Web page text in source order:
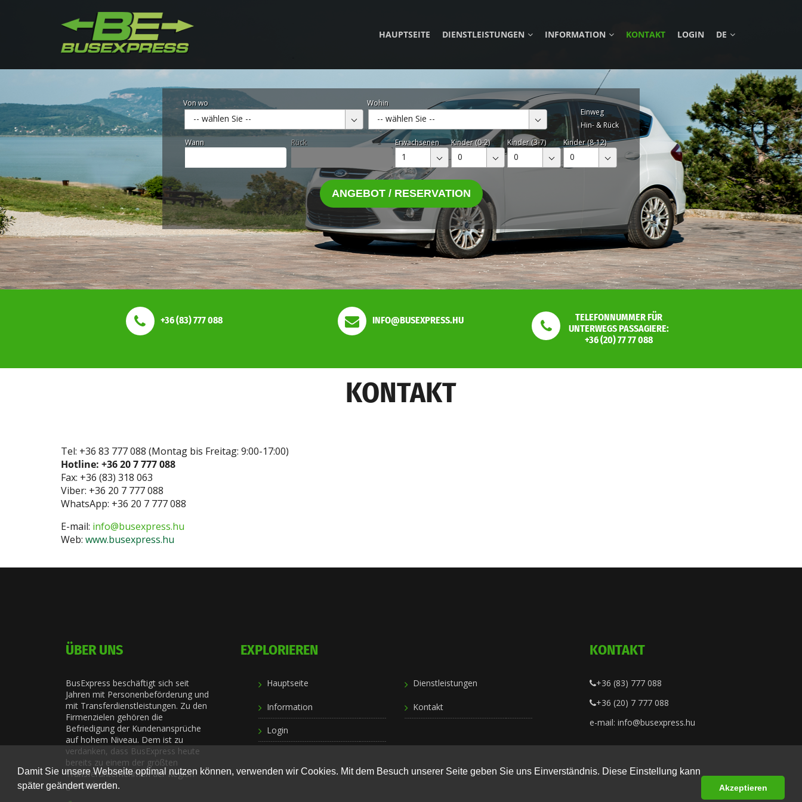
Damit Sie unsere Webseite optimal nutzen können, verwenden wir Cookies. Mit dem Besuch unserer Seite geben Sie uns Einverständnis. Diese Einstellung kann
später geändert werden.
Akzeptieren
HAUPTSEITE DIENSTLEISTUNGEN INFORMATION KONTAKT LOGIN DE
Von wo
-- wählen Sie --
Wohin
-- wählen Sie --
Einweg
Hin- & Rück
Wann
Rück Erwachsenen
1
Kinder (0-2)
0
Kinder (3-7)
0
Kinder (8-12)
0
ANGEBOT / RESERVATION
+36 (83) 777 088 INFO@BUSEXPRESS.HU
TELEFONNUMMER FÜR
UNTERWEGS PASSAGIERE:
+36 (20) 77 77 088
KONTAKT
Tel: +36 83 777 088 (Montag bis Freitag: 9:00-17:00)
Hotline: +36 20 7 777 088
Fax: +36 (83) 318 063
Viber: +36 20 7 777 088
WhatsApp: +36 20 7 777 088
E-mail: info@busexpress.hu
Web: www.busexpress.hu
ÜBER UNS
BusExpress beschäftigt sich seit
Jahren mit Personenbeförderung und
mit Transferdienstleistungen. Zu den
Firmenzielen gehören die
Befriedigung der Kundenansprüche
auf hohem Niveau. Dem ist zu
verdanken, dass BusExpress heute
bereits zu einem der größten
Transferunternehmen der Region
geworden ist.
EXPLORIEREN
Hauptseite Dienstleistungen
Information Kontakt
Login
KONTAKT
+36 (83) 777 088
+36 (20) 7 777 088
e-mail: info@busexpress.hu